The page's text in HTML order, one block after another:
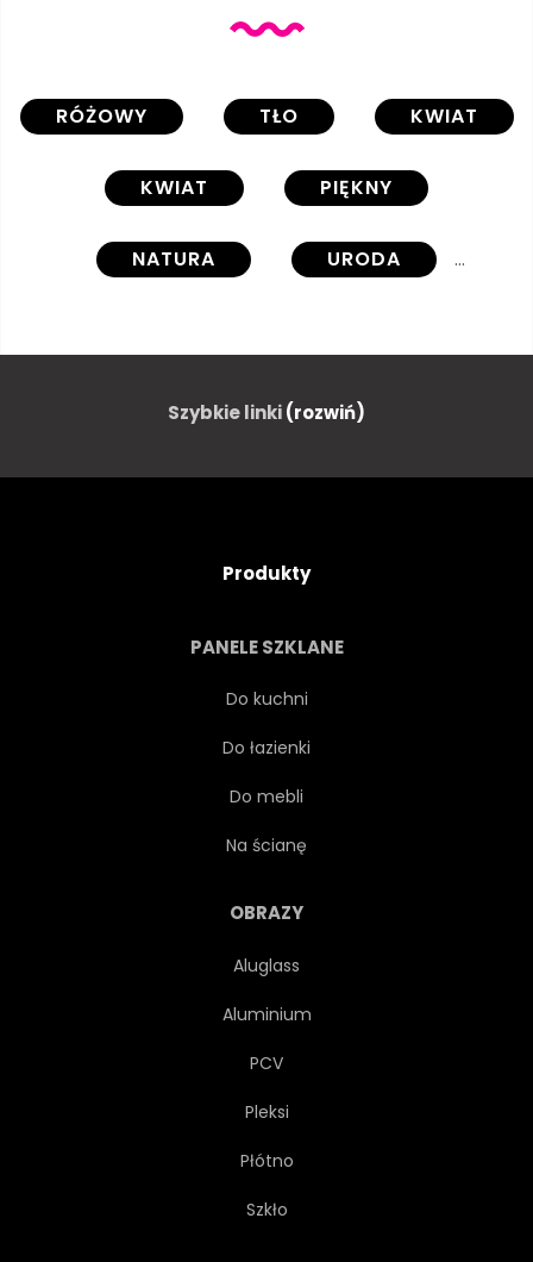
RÓŻOWY TŁO KWIAT
KWIAT PIĘKNY
NATURA URODA
BUKIET ROŚLINA
KWITNĄĆ TEKSTURA
ROMANTYCZNY
ROMANTYCZNE
LATO
Szybkie linki(rozwiń)
Produkty
PANELE SZKLANE
Do kuchni
Do łazienki
Do mebli
Na ścianę
OBRAZY
Aluglass
Aluminium
PCV
Pleksi
Płótno
Szkło